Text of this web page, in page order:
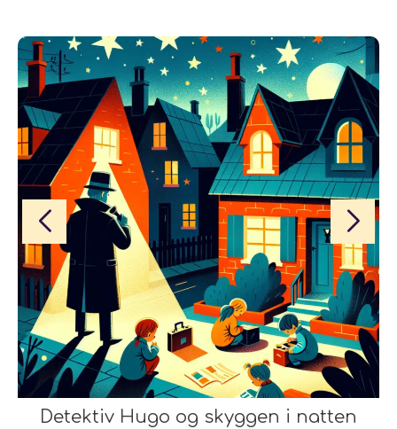
Detektiv Hugo og skyggen i natten